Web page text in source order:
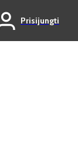
Prisijungti